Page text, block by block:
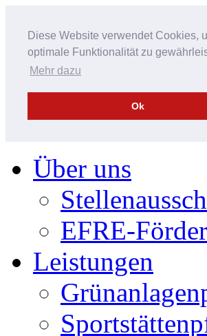
Diese Website verwendet Cookies,
optimale Funktionalität zu
Mehr dazu
Ok
Über uns
EFRE-
Leistungen